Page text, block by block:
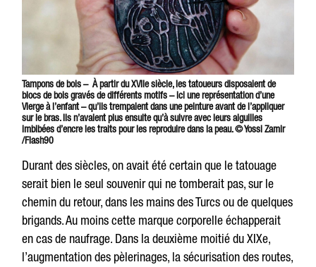
Tampons de bois – À partir du XVIIe siècle, les tatoueurs disposaient de
blocs de bois gravés de différents motifs – ici une représentation d’une
Vierge à l’enfant – qu’ils trempaient dans une peinture avant de l’appliquer
sur le bras. Ils n’avaient plus ensuite qu’à suivre avec leurs aiguilles
imbibées d’encre les traits pour les reproduire dans la peau. © Yossi Zamir
/Flash90
Durant des siècles, on avait été certain que le tatouage
serait bien le seul souvenir qui ne tomberait pas, sur le
chemin du retour, dans les mains des Turcs ou de quelques
brigands. Au moins cette marque corporelle échapperait
en cas de naufrage. Dans la deuxième moitié du XIXe,
l’augmentation des pèlerinages, la sécurisation des routes,